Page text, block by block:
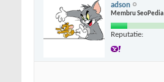
adson
Membru SeoPedia
Reputatie: